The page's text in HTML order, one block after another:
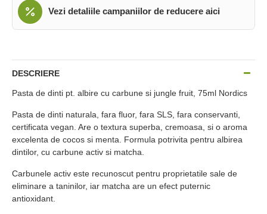
Vezi detaliile campaniilor de reducere aici
DESCRIERE
Pasta de dinti pt. albire cu carbune si jungle fruit, 75ml Nordics
Pasta de dinti naturala, fara fluor, fara SLS, fara conservanti,
certificata vegan. Are o textura superba, cremoasa, si o aroma
excelenta de cocos si menta. Formula potrivita pentru albirea
dintilor, cu carbune activ si matcha.
Carbunele activ este recunoscut pentru proprietatile sale de
eliminare a taninilor, iar matcha are un efect puternic
antioxidant.